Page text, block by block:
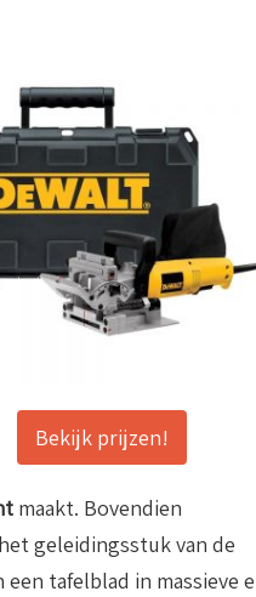
Bekijk prijzen!
maakt. Bovendien
geleidingsstuk van de
tafelblad in massieve